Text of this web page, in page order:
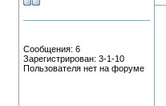
Сообщения: 6
Зарегистрирован: 3-1-10
Пользователя нет на форуме